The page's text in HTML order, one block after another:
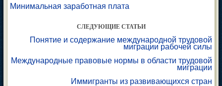
Минимальная заработная плата
СЛЕДУЮЩИЕ СТАТЬИ
Понятие и содержание международной трудовой
миграции рабочей силы
Международные правовые нормы в области трудовой
миграции
Иммигранты из развивающихся стран